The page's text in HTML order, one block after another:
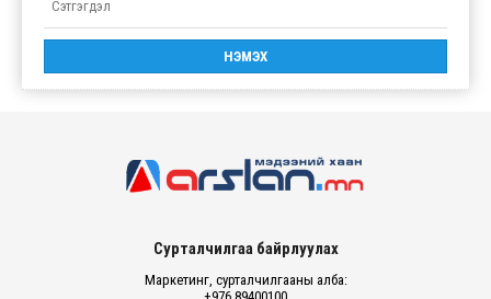
Сурталчилгаа байрлуулах
Маркетинг, сурталчилгааны алба: